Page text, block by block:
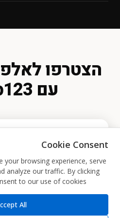
בלחיצת כפתור בכל רגע נתון.
העברה בנקאית
הצטרפו
עם Shop123
הרשמה
בלחיצה את.ה מסכים.ה
Cookie Consent
your browsing experience, serve
analyze our traffic. By clicking
to our use of cookies.
All